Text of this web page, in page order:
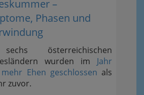
–
Phasen und
österreichischen
wurden im Jahr
Ehen geschlossen als
zuvor.